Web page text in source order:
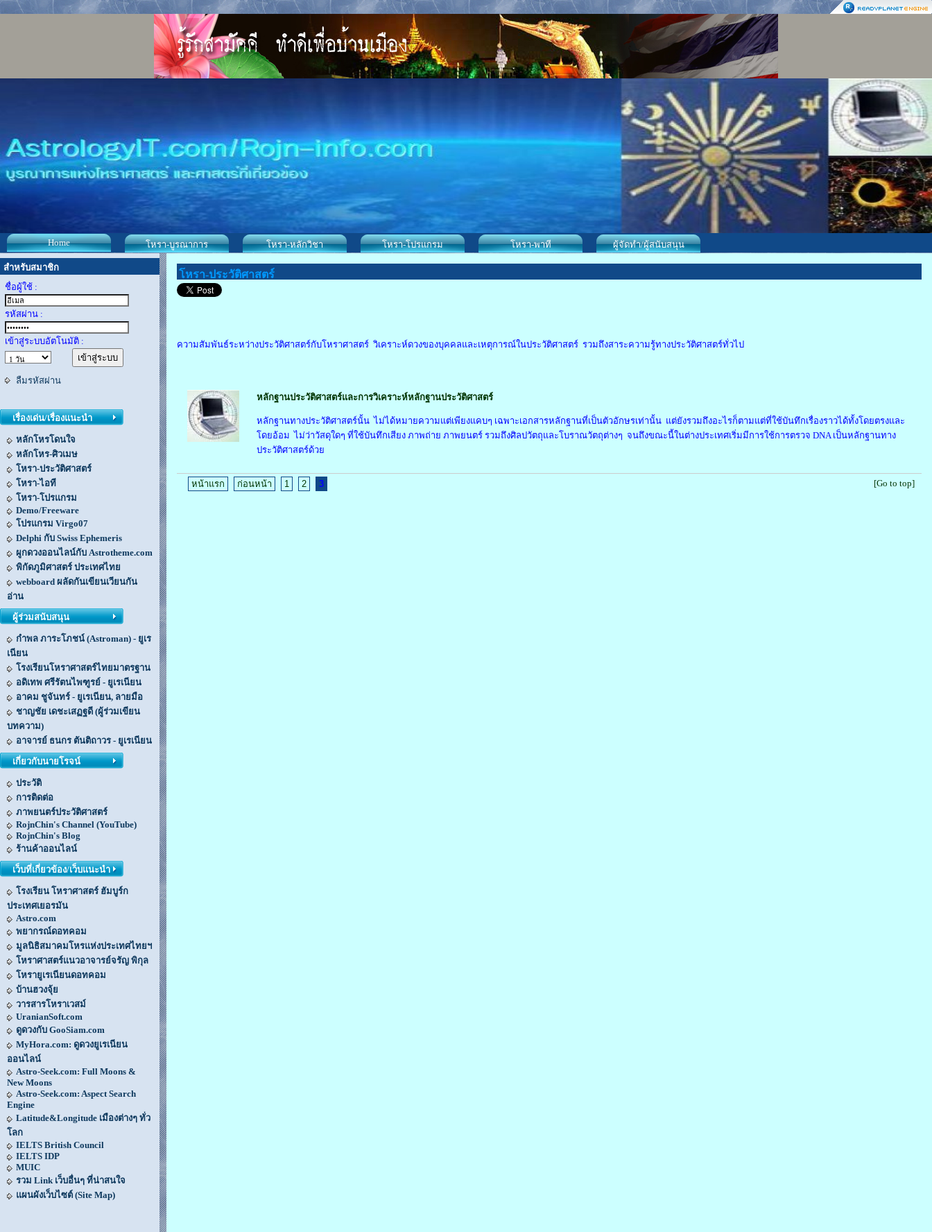
Home โหรา-บูรณาการ โหรา-หลักวิชา โหรา-โปรแกรม โหรา-พาที ผู้จัดทำ/ผู้สนับสนุน
สำหรับสมาชิก
ชื่อผู้ใช้ :
รหัสผ่าน :
เข้าสู่ระบบอัตโนมัติ :
ลืมรหัสผ่าน
เรื่องเด่น/เรื่องแนะนำ
หลักโหรโดนใจ
หลักโหร-ศิวเมษ
โหรา-ประวัติศาสตร์
โหรา-ไอที
โหรา-โปรแกรม
Demo/Freeware
โปรแกรม Virgo07
Delphi กับ Swiss Ephemeris
ผูกดวงออนไลน์กับ Astrotheme.com
พิกัดภูมิศาสตร์ ประเทศไทย
webboard ผลัดกันเขียนเวียนกัน
อ่าน
ผู้ร่วมสนับสนุน
กำพล ภาระโภชน์ (Astroman) - ยูเร
เนียน
โรงเรียนโหราศาสตร์ไทยมาตรฐาน
อดิเทพ ศรีรัตนไพฑูรย์ - ยูเรเนียน
อาคม ชูจันทร์ - ยูเรเนียน, ลายมือ
ชาญชัย เดชะเสฏฐดี (ผู้ร่วมเขียน
บทความ)
อาจารย์ ธนกร ตันติถาวร - ยูเรเนียน
เกี่ยวกับนายโรจน์
ประวัติ
การติดต่อ
ภาพยนตร์ประวัติศาสตร์
RojnChin's Channel (YouTube)
RojnChin's Blog
ร้านค้าออนไลน์
เว็บที่เกี่ยวข้อง/เว็บแนะนำ
โรงเรียน โหราศาสตร์ ฮัมบูร์ก
ประเทศเยอรมัน
Astro.com
พยากรณ์ดอทคอม
มูลนิธิสมาคมโหรแห่งประเทศไทยฯ
โหราศาสตร์แนวอาจารย์จรัญ พิกุล
โหรายูเรเนียนดอทคอม
บ้านฮวงจุ้ย
วารสารโหราเวสม์
UranianSoft.com
ดูดวงกับ GooSiam.com
MyHora.com: ดูดวงยูเรเนียน
ออนไลน์
Astro-Seek.com: Full Moons &
New Moons
Astro-Seek.com: Aspect Search
Engine
Latitude&Longitude เมืองต่างๆ ทั่ว
โลก
IELTS British Council
IELTS IDP
MUIC
รวม Link เว็บอื่นๆ ที่น่าสนใจ
แผนผังเว็บไซต์ (Site Map)
โหรา-ประวัติศาสตร์
ความสัมพันธ์ระหว่างประวัติศาสตร์กับโหราศาสตร์ วิเคราะห์ดวงของบุคคลและเหตุการณ์ในประวัติศาสตร์ รวมถึงสาระความรู้ทางประวัติศาสตร์ทั่วไป
หลักฐานประวัติศาสตร์และการวิเคราะห์หลักฐานประวัติศาสตร์
หลักฐานทางประวัติศาสตร์นั้น ไม่ได้หมายความแต่เพียงแคบๆ เฉพาะเอกสารหลักฐานที่เป็นตัวอักษรเท่านั้น แต่ยังรวมถึงอะไรก็ตามแต่ที่ใช้บันทึกเรื่องราวได้ทั้งโดยตรงและ
โดยอ้อม ไม่ว่าวัสดุใดๆ ที่ใช้บันทึกเสียง ภาพถ่าย ภาพยนตร์ รวมถึงศิลปวัตถุและโบราณวัตถุต่างๆ จนถึงขณะนี้ในต่างประเทศเริ่มมีการใช้การตรวจ DNA เป็นหลักฐานทาง
ประวัติศาสตร์ด้วย
หน้าแรก ก่อนหน้า 1 2 3 [Go to top]